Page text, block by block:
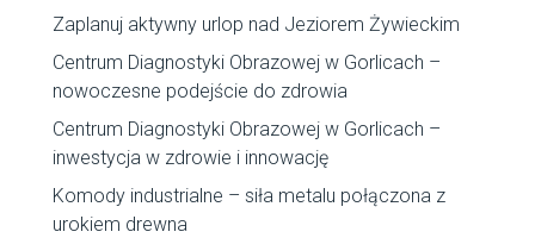
Zaplanuj aktywny urlop nad Jeziorem Żywieckim
Centrum Diagnostyki Obrazowej w Gorlicach –
nowoczesne podejście do zdrowia
Centrum Diagnostyki Obrazowej w Gorlicach –
inwestycja w zdrowie i innowację
Komody industrialne – siła metalu połączona z
urokiem drewna